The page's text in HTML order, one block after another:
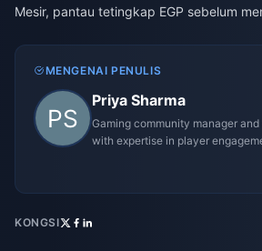
Mesir, pantau tetingkap EGP sebelum
MENGENAI PENULIS
Priya Sharma
Gaming community manager
with expertise in player
KONGSI